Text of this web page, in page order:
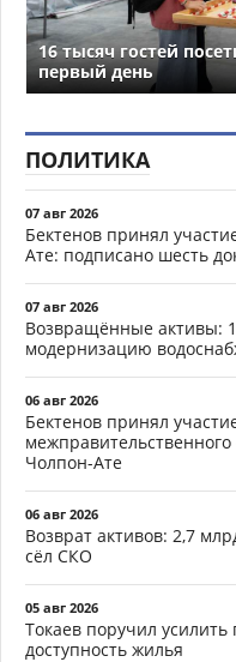
16 тысяч гостей
первый день
ПОЛИТИКА
07 авг 2026
Бектенов принял
Ате: подписано шесть
07 авг 2026
Возвращённые активы:
модернизацию
06 авг 2026
Бектенов принял
Чолпон-Ате
06 авг 2026
Возврат активов: 2,7
сёл СКО
05 авг 2026
Токаев поручил
доступность жилья